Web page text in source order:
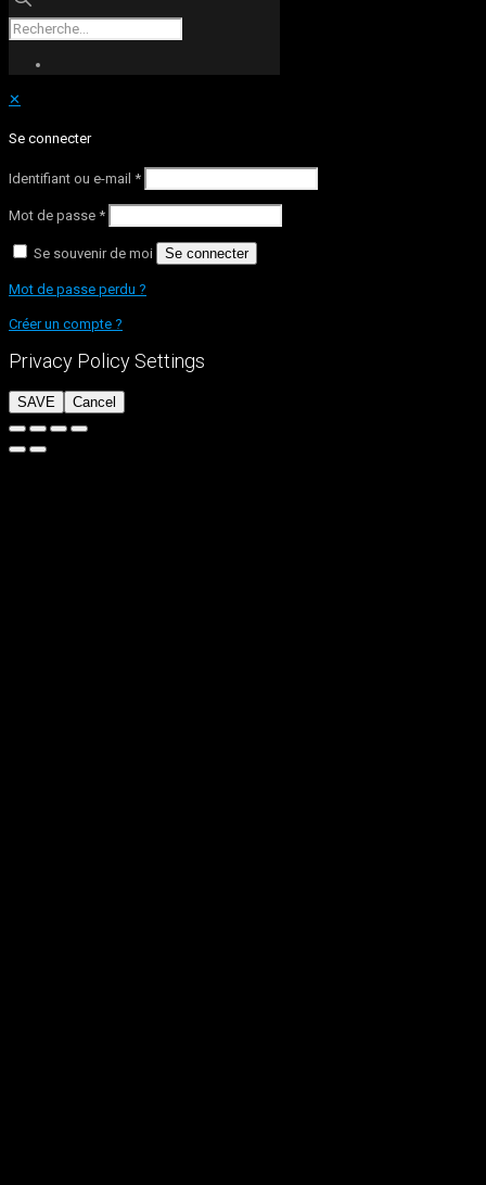
✕
Se connecter
Identifiant ou e-mail *
Mot de passe *
Se souvenir de moi Se connecter
Mot de passe perdu ?
Créer un compte ?
Privacy Policy Settings
SAVE Cancel